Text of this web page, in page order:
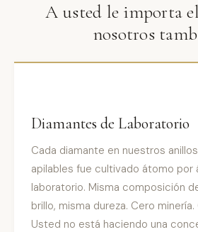
A usted le importa
nosotros
Diamantes de Laboratorio
Cada diamante en nuestros
apilables fue cultivado átomo por
laboratorio. Misma composición
brillo, misma dureza. Cero
Usted no está haciendo una